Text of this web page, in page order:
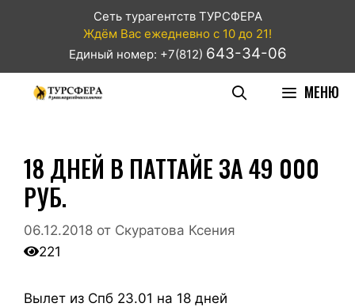
Сеть турагентств ТУРСФЕРА
Ждём Вас ежедневно с 10 до 21!
Единый номер: +7(812) 643-34-06
МЕНЮ
18 ДНЕЙ В ПАТТАЙЕ ЗА 49 000
РУБ.
06.12.2018 от Скуратова Ксения
221
Вылет из Спб 23.01 на 18 дней